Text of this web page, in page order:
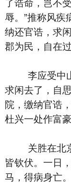
了诰命，岂不
辱。”推称风疾
纳还官诰，求
郡为民，自在
李应受中山
求闲去了，自
院，缴纳官诰
杜兴一处作富
关胜在北京
皆钦伏。一日
马，得病身亡。